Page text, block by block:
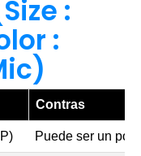
:
:
Contras
Puede ser un